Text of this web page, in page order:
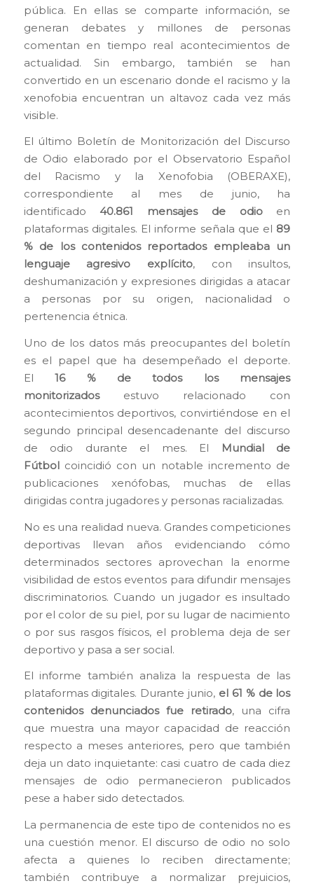
pública. En ellas se comparte información, se
generan debates y millones de personas
comentan en tiempo real acontecimientos de
actualidad. Sin embargo, también se han
convertido en un escenario donde el racismo y la
xenofobia encuentran un altavoz cada vez más
visible.
El último Boletín de Monitorización del Discurso
de Odio elaborado por el Observatorio Español
del Racismo y la Xenofobia (OBERAXE),
correspondiente al mes de junio, ha
identificado 40.861 mensajes de odioen
plataformas digitales. El informe señala que el 89
% de los contenidos reportados empleaba un
lenguaje agresivo explícito, con insultos,
deshumanización y expresiones dirigidas a atacar
a personas por su origen, nacionalidad o
pertenencia étnica.
Uno de los datos más preocupantes del boletín
es el papel que ha desempeñado el deporte.
El16 % de todos los mensajes
monitorizadosestuvo relacionado con
acontecimientos deportivos, convirtiéndose en el
segundo principal desencadenante del discurso
de odio durante el mes. El
Mundial de
Fútbolcoincidió con un notable incremento de
publicaciones xenófobas, muchas de ellas
dirigidas contra jugadores y personas racializadas.
No es una realidad nueva. Grandes competiciones
deportivas llevan años evidenciando cómo
determinados sectores aprovechan la enorme
visibilidad de estos eventos para difundir mensajes
discriminatorios. Cuando un jugador es insultado
por el color de su piel, por su lugar de nacimiento
o por sus rasgos físicos, el problema deja de ser
deportivo y pasa a ser social.
El informe también analiza la respuesta de las
plataformas digitales. Durante junio, el 61 % de los
contenidos denunciados fue retirado, una cifra
que muestra una mayor capacidad de reacción
respecto a meses anteriores, pero que también
deja un dato inquietante: casi cuatro de cada diez
mensajes de odio permanecieron publicados
pese a haber sido detectados.
La permanencia de este tipo de contenidos no es
una cuestión menor. El discurso de odio no solo
afecta a quienes lo reciben directamente;
también contribuye a normalizar prejuicios,